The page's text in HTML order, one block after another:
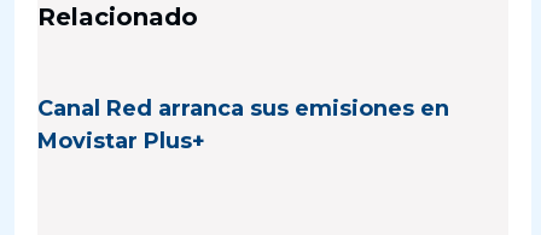
Relacionado
Canal Red arranca sus emisiones en
Movistar Plus+